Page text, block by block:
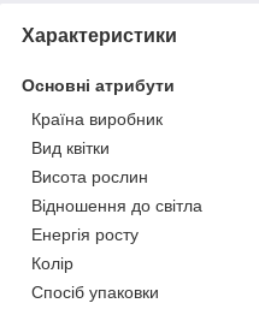
Характеристики
Основні атрибути
Країна виробник
Вид квітки
Висота рослин
Відношення до світла
Енергія росту
Колір
Спосіб упаковки